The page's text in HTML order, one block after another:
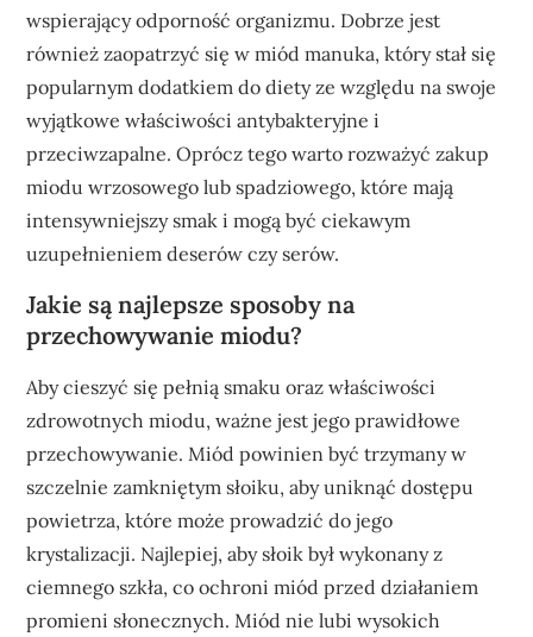
wspierający odporność organizmu. Dobrze jest
również zaopatrzyć się w miód manuka, który stał się
popularnym dodatkiem do diety ze względu na swoje
wyjątkowe właściwości antybakteryjne i
przeciwzapalne. Oprócz tego warto rozważyć zakup
miodu wrzosowego lub spadziowego, które mają
intensywniejszy smak i mogą być ciekawym
uzupełnieniem deserów czy serów.
Jakie są najlepsze sposoby na
przechowywanie miodu?
Aby cieszyć się pełnią smaku oraz właściwości
zdrowotnych miodu, ważne jest jego prawidłowe
przechowywanie. Miód powinien być trzymany w
szczelnie zamkniętym słoiku, aby uniknąć dostępu
powietrza, które może prowadzić do jego
krystalizacji. Najlepiej, aby słoik był wykonany z
ciemnego szkła, co ochroni miód przed działaniem
promieni słonecznych. Miód nie lubi wysokich